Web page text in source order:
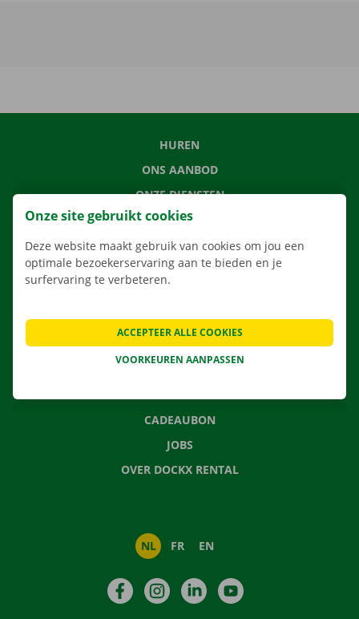
HUREN
ONS AANBOD
ONZE DIENSTEN
LOCATIES
APP
VERHUISOPLOSSINGEN
CONTACTEER ONS
CADEAUBON
JOBS
OVER DOCKX RENTAL
NL FR EN
FacebookInstagramLinkedIn
Onze site gebruikt cookies
Deze website maakt gebruik van cookies om jou een
optimale bezoekerservaring aan te bieden en je
surfervaring te verbeteren.
VOORKEUREN AANPASSEN
ACCEPTEER ALLE COOKIES